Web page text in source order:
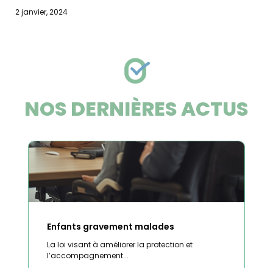
2 janvier, 2024
NOS DERNIÈRES ACTUS
Enfants gravement malades
La loi visant à améliorer la protection et
l’accompagnement...